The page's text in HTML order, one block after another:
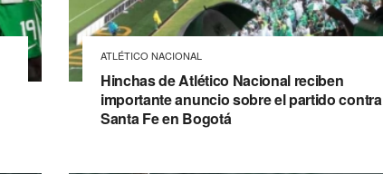
ATLÉTICO NACIONAL
Hinchas de Atlético Nacional reciben
importante anuncio sobre el partido contra
Santa Fe en Bogotá